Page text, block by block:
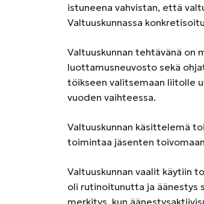
istuneena vahvistan, että
Valtuuskunnassa
Valtuuskunnan tehtävänä on
luottamusneuvosto sekä
töikseen valitsemaan liitolle
vuoden vaihteessa.
Valtuuskunnan käsittelemä
toimintaa jäsenten
Valtuuskunnan vaalit käytiin
oli rutinoitunutta ja äänestys
merkitys, kun